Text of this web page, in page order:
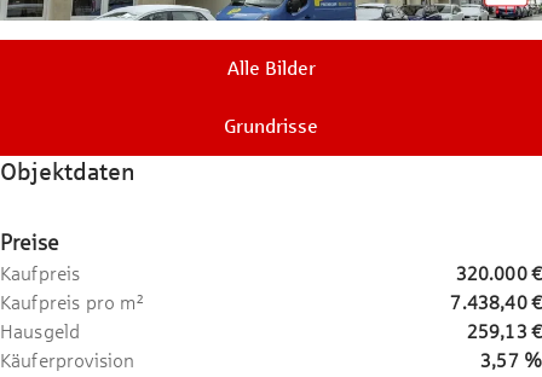
Alle Bilder
Grundrisse
Objektdaten
Preise
Kaufpreis
320.000 €
Kaufpreis pro m²
7.438,40 €
Hausgeld
259,13 €
Käuferprovision
3,57 %